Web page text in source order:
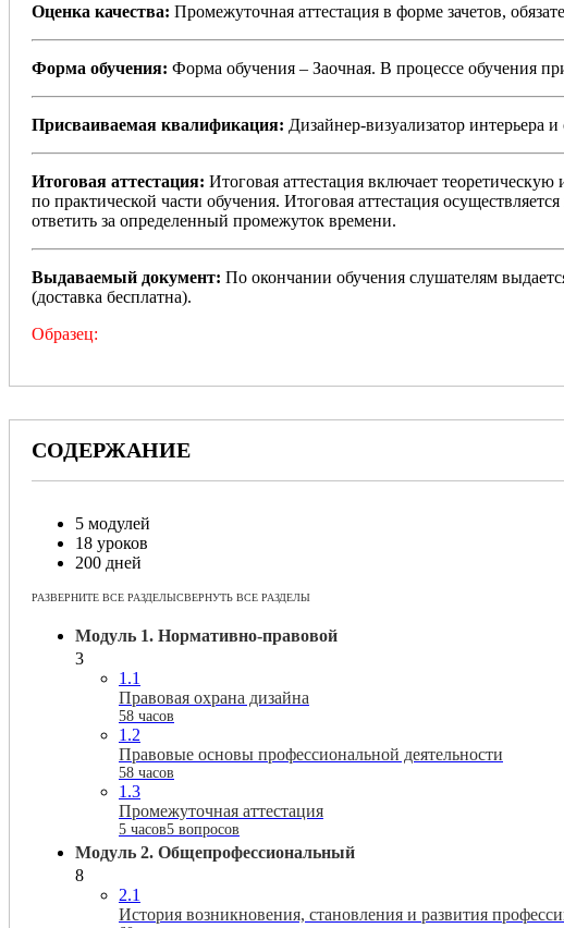
Оценка качества: Промежуточная аттестация в форме зачетов,
Форма обучения: Форма обучения – Заочная. В процессе обучения
Присваиваемая квалификация: Дизайнер-визуализатор интерьера
Итоговая аттестация: Итоговая аттестация включает
по практической части обучения. Итоговая аттестация
ответить за определенный промежуток времени.
Выдаваемый документ: По окончании обучения слушателям
(доставка бесплатна).
Образец:
СОДЕРЖАНИЕ
5 модулей
18 уроков
200 дней
РАЗВЕРНИТЕ ВСЕ РАЗДЕЛЫСВЕРНУТЬ ВСЕ РАЗДЕЛЫ
Модуль 1. Нормативно-правовой
3
1.1
Правовая охрана дизайна
58 часов
1.2
Правовые основы профессиональной деятельности
58 часов
1.3
Промежуточная аттестация
5 часов5 вопросов
Модуль 2. Общепрофессиональный
8
2.1
История возникновения, становления и развития